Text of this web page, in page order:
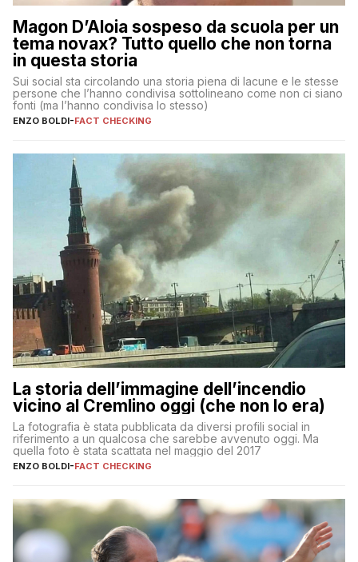
Magon D’Aloia sospeso da scuola per un
tema novax? Tutto quello che non torna
in questa storia
Sui social sta circolando una storia piena di lacune e le stesse
persone che l’hanno condivisa sottolineano come non ci siano
fonti (ma l’hanno condivisa lo stesso)
ENZO BOLDI-FACT CHECKING
La storia dell’immagine dell’incendio
vicino al Cremlino oggi (che non lo era)
La fotografia è stata pubblicata da diversi profili social in
riferimento a un qualcosa che sarebbe avvenuto oggi. Ma
quella foto è stata scattata nel maggio del 2017
ENZO BOLDI-FACT CHECKING